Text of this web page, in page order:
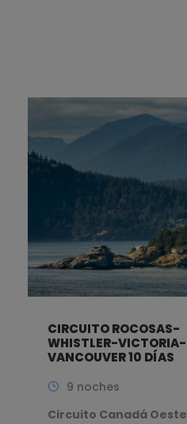
CIRCUITO ROCOSAS-
WHISTLER-VICTORIA-
VANCOUVER 10 DÍAS
9 noches
Circuito Canadá Oeste